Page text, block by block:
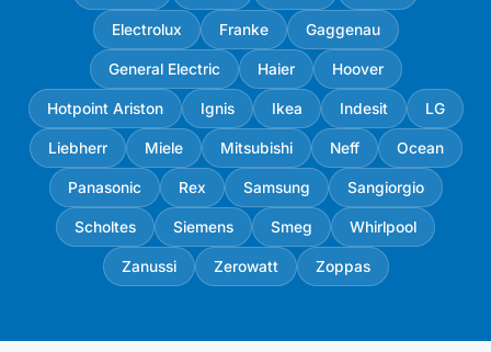
Electrolux Franke Gaggenau
General Electric Haier Hoover
Hotpoint Ariston Ignis Ikea Indesit LG
Liebherr Miele Mitsubishi Neff Ocean
Panasonic Rex Samsung Sangiorgio
Scholtes Siemens Smeg Whirlpool
Zanussi Zerowatt Zoppas